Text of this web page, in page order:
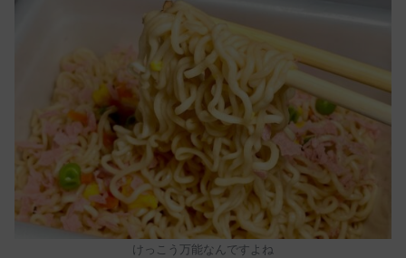
けっこう万能なんですよね